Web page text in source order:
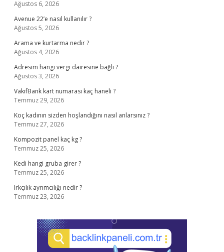
Ağustos 6, 2026
Avenue 22’e nasıl kullanılır ?
Ağustos 5, 2026
Arama ve kurtarma nedir ?
Ağustos 4, 2026
Adresim hangi vergi dairesine bağlı ?
Ağustos 3, 2026
VakıfBank kart numarası kaç haneli ?
Temmuz 29, 2026
Koç kadının sizden hoşlandığını nasıl anlarsınız ?
Temmuz 27, 2026
Kompozit panel kaç kg ?
Temmuz 25, 2026
Kedi hangi gruba girer ?
Temmuz 25, 2026
Irkçılık ayrımcılığı nedir ?
Temmuz 23, 2026